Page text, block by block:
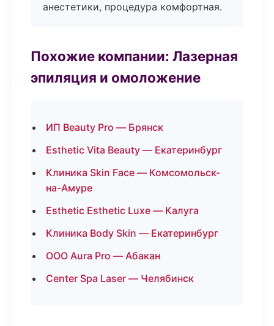
анестетики, процедура комфортная.
Похожие компании: Лазерная
эпиляция и омоложение
ИП Beauty Pro — Брянск
Esthetic Vita Beauty — Екатеринбург
Клиника Skin Face — Комсомольск-
на-Амуре
Esthetic Esthetic Luxe — Калуга
Клиника Body Skin — Екатеринбург
ООО Aura Pro — Абакан
Center Spa Laser — Челябинск